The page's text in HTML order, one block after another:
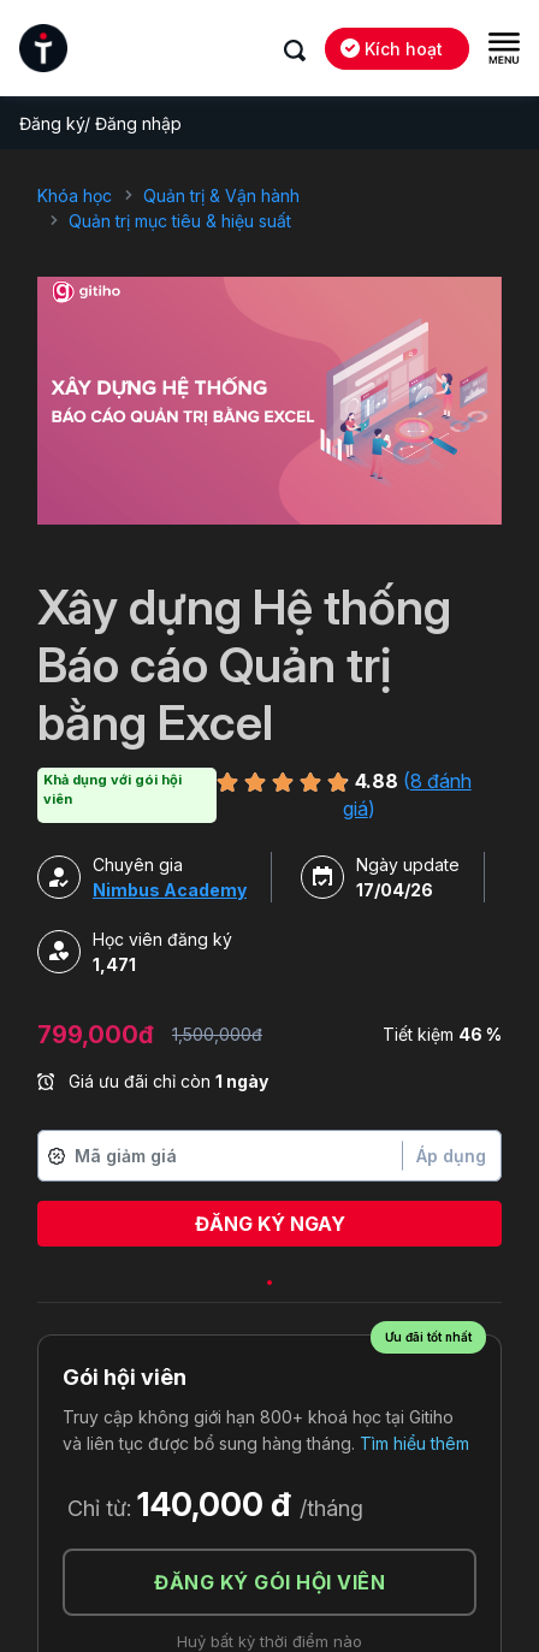
Kích hoạt
Đăng ký/ Đăng nhập
Khóa học
Quản trị & Vận hành
Quản trị mục tiêu & hiệu suất
Xây dựng Hệ thống
Báo cáo Quản trị
bằng Excel
Khả dụng với gói hội
viên
4.88 (8 đánh
giá)
Chuyên gia
Nimbus Academy
Ngày update
17/04/26
Học viên đăng ký
1,471
799,000đ 1,500,000đ Tiết kiệm 46 %
Giá ưu đãi chỉ còn 1 ngày
Áp dụng
ĐĂNG KÝ NGAY
Ưu đãi tốt nhất
Gói hội viên
Truy cập không giới hạn 800+ khoá học tại Gitiho
và liên tục được bổ sung hàng tháng. Tìm hiểu thêm
Chỉ từ: 140,000 đ /tháng
ĐĂNG KÝ GÓI HỘI VIÊN
Huỷ bất kỳ thời điểm nào